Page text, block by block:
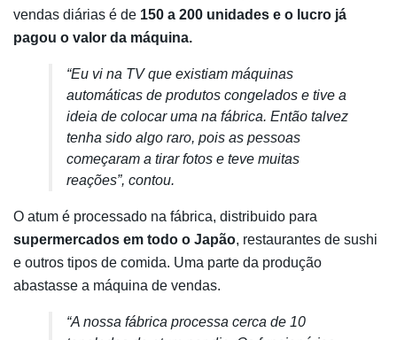
vendas diárias é de 150 a 200 unidades e o lucro já
pagou o valor da máquina.
“Eu vi na TV que existiam máquinas
automáticas de produtos congelados e tive a
ideia de colocar uma na fábrica. Então talvez
tenha sido algo raro, pois as pessoas
começaram a tirar fotos e teve muitas
reações”, contou.
O atum é processado na fábrica, distribuido para
supermercados em todo o Japão, restaurantes de sushi
e outros tipos de comida. Uma parte da produção
abastasse a máquina de vendas.
“A nossa fábrica processa cerca de 10